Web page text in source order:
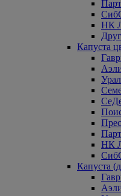
НК
Капуста
НК
Капуста